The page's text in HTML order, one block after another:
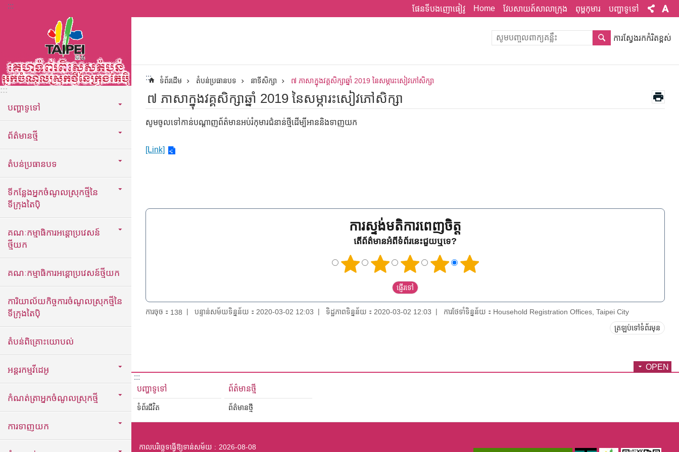
ទៅកាន់មាតិកាប្លុកមាតិកាសំខាន់
::: ផែនទីបងញោផៀវូ Home វែបសាយត៍សាលាក្រុង ពុម្ពកុមារ បញ្ហាទូទៅ
:::
បញ្ហាទូទៅ
ព័ត៌មានថ្មី
តំបន់ប្រធានបទ
ទីកន្លែងអ្នកចំណូលស្រុកថ្មីនៃ
ទីក្រុងតៃប៉ិ
គណៈកម្មាធិការអន្តោប្រវេសន៍
ថ្មីយក
គណៈកម្មាធិការអន្តោប្រវេសន៍ថ្មីយក
ការិយាល័យកិច្ចការចំណូលស្រុកថ្មីនៃ
ទីក្រុងតៃប៉ិ
តំបន់ពិគ្រោះយោបល់
អន្តរកម្មវីដេអូ
កំណត់ត្រាអ្នកចំណូលស្រុកថ្មី
ការទាញយក
ការស្វែងរកកំរិតខ្ពស់
::: ទំព័រដើម តំបន់ប្រធានបទ នាទីសិក្សា ៧ ភាសាក្នុងវគ្គសិក្សាឆ្នាំ 2019 នៃសម្ភារះសៀវភៅសិក្សា
៧ ភាសាក្នុងវគ្គសិក្សាឆ្នាំ 2019 នៃសម្ភារះសៀវភៅសិក្សា
សូមចូលទៅកាន់បណ្តាញព័ត៌មានអប់រំកុមារជំនាន់ថ្មីដើម្បីអាននិងទាញយក
[Link]
ការស្ទង់មតិការពេញចិត្ត
តើព័ត៌មានអំពីទំព័រនេះជួយឬទេ?
ការចុច： 138 បន្ទាន់សម័យទិន្នន័យ：2020-03-02 12:03 ទិដ្ឋភាពទិន្នន័យ：2020-03-02 12:03 ការថែទាំទិន្នន័យ：Household Registration Offices, Taipei City
ត្រឡប់ទៅទំព័រមុន
OPEN
:::
បញ្ហាទូទៅ
ទំព័រជីវិត
ព័ត៌មានថ្មី
ព័ត៌មានថ្មី
កាលបរិច្ឆេទធ្វើឱ្យទាន់សម័យ 2026-08-08